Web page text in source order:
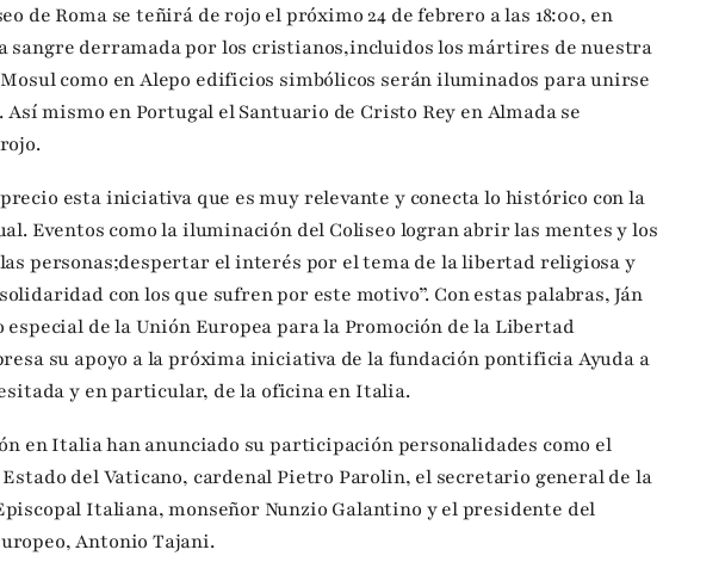
de Roma se teñirá de rojo el próximo 24 de febrero a las 18:00, en
sangre derramada por los cristianos,incluidos los mártires de nuestra
como en Alepo edificios simbólicos serán iluminados para unirse
mismo en Portugal el Santuario de Cristo Rey en Almada se
esta iniciativa que es muy relevante y conecta lo histórico con la
Eventos como la iluminación del Coliseo logran abrir las mentes y los
las personas;despertar el interés por el tema de la libertad religiosa y
con los que sufren por este motivo”. Con estas palabras, Ján
especial de la Unión Europea para la Promoción de la Libertad
su apoyo a la próxima iniciativa de la fundación pontificia Ayuda a
y en particular, de la oficina en Italia.
en Italia han anunciado su participación personalidades como el
del Vaticano, cardenal Pietro Parolin, el secretario general de la
Italiana, monseñor Nunzio Galantino y el presidente del
Antonio Tajani.